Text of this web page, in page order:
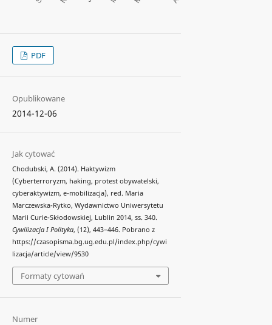
PDF
Opublikowane
2014-12-06
Jak cytować
Chodubski, A. (2014). Haktywizm
(Cyberterroryzm, haking, protest obywatelski,
cyberaktywizm, e-mobilizacja), red. Maria
Marczewska-Rytko, Wydawnictwo Uniwersytetu
Marii Curie-Skłodowskiej, Lublin 2014, ss. 340.
Cywilizacja I Polityka, (12), 443–446. Pobrano z
https://czasopisma.bg.ug.edu.pl/index.php/cywi
lizacja/article/view/9530
Formaty cytowań
Numer